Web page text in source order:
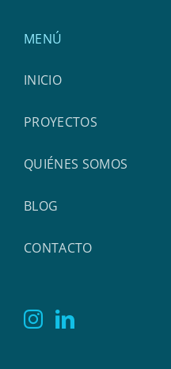
MENÚ
INICIO
PROYECTOS
QUIÉNES SOMOS
BLOG
CONTACTO